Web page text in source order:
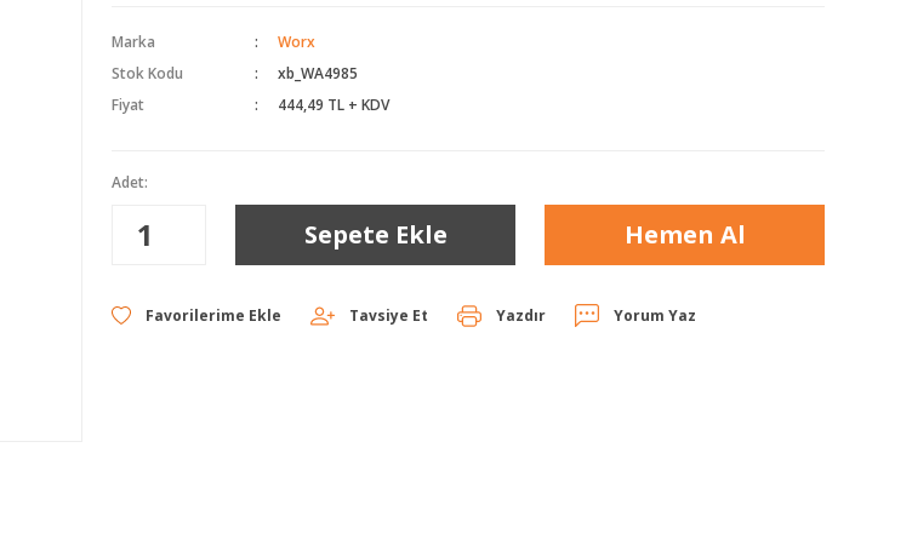
Marka
Worx
Stok Kodu
xb_WA4985
Fiyat
444,49 TL + KDV
Adet:
Sepete Ekle Hemen Al
Tavsiye Et Yazdır Yorum Yaz